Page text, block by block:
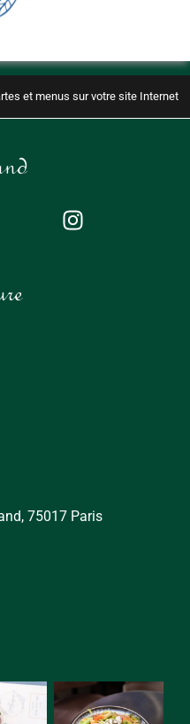
et menus sur votre site Internet
75017 Paris